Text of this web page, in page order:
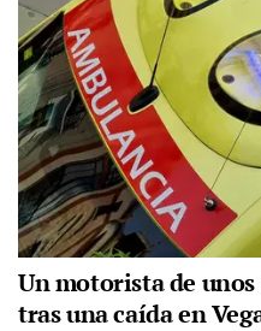
Un motorista de
tras una caída en